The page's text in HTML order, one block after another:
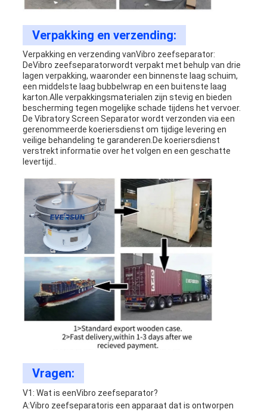
Verpakking en verzending:
Verpakking en verzending vanVibro zeefseparator:
DeVibro zeefseparatorwordt verpakt met behulp van drie
lagen verpakking, waaronder een binnenste laag schuim,
een middelste laag bubbelwrap en een buitenste laag
karton.Alle verpakkingsmaterialen zijn stevig en bieden
bescherming tegen mogelijke schade tijdens het vervoer.
De Vibratory Screen Separator wordt verzonden via een
gerenommeerde koeriersdienst om tijdige levering en
veilige behandeling te garanderen.De koeriersdienst
verstrekt informatie over het volgen en een geschatte
levertijd..
Vragen:
V1: Wat is eenVibro zeefseparator?
A:Vibro zeefseparatoris een apparaat dat is ontworpen